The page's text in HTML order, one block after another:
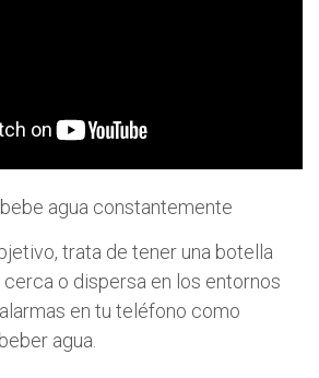
agua constantemente
trata de tener una botella
cerca o dispersa en los entornos
en tu teléfono como
agua.